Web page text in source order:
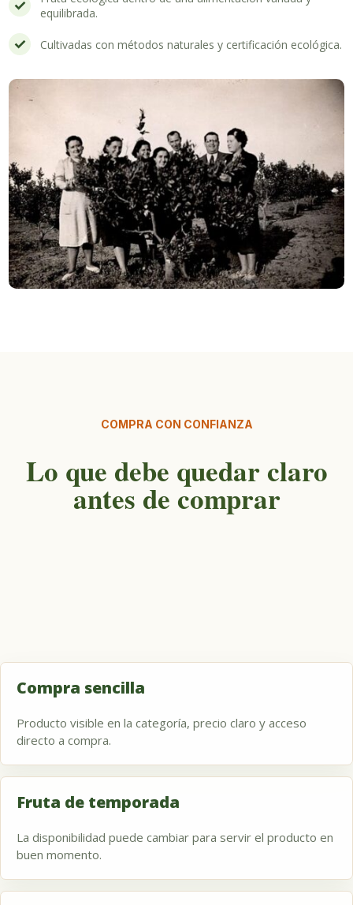
equilibrada.
Cultivadas con métodos naturales y certificación ecológica.
COMPRA CON CONFIANZA
Lo que debe quedar claro
antes de comprar
Compra sencilla
Producto visible en la categoría, precio claro y acceso
directo a compra.
Fruta de temporada
La disponibilidad puede cambiar para servir el producto en
buen momento.